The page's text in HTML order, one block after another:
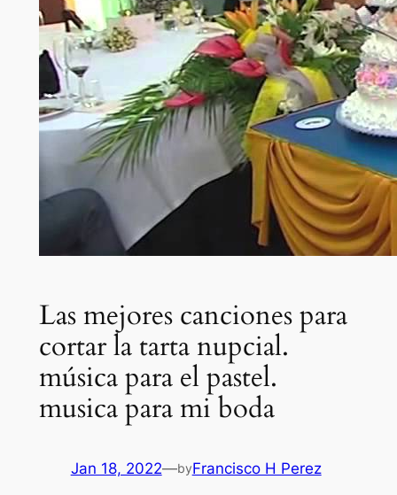
Las mejores canciones para
cortar la tarta nupcial.
música para el pastel.
musica para mi boda
Jan 18, 2022—byFrancisco H Perez